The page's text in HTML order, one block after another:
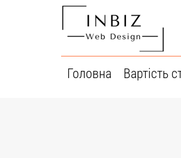
Головна Вартість